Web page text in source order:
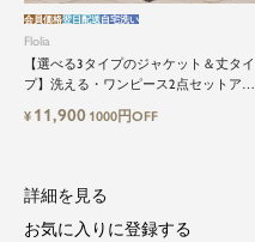
Flolia
【選べる3タイプのジャケット＆丈タイ
プ】洗える・ワンピース2点セットアッ
会員価格翌日配送自宅洗い
¥ 11,900 1000円OFF
詳細を見る
お気に入りに登録する